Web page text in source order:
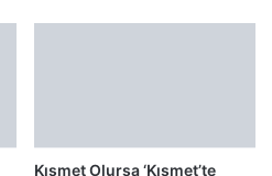
Kısmet Olursa ‘Kısmet’te